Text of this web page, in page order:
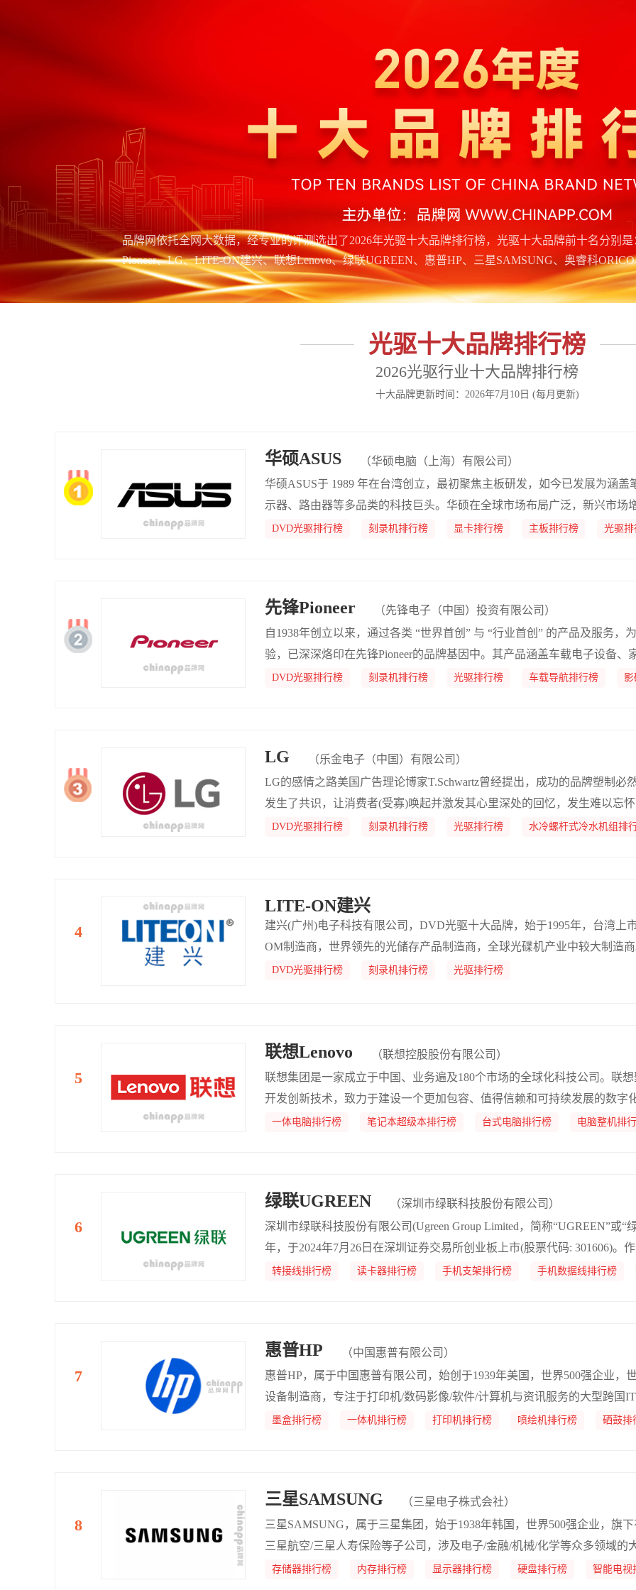
品牌网依托全网大数据，经专业的评测选出了2026年光驱十大品牌排行榜，光驱十大品牌前十名分别
Pioneer、LG、LITE-ON建兴、联想Lenovo、绿联UGREEN、惠普HP、三星SAMSUNG、奥睿科
光驱十大品牌排行榜
2026光驱行业十大品牌排行榜
十大品牌更新时间：2026年7月10日 (每月更新)
华硕ASUS
（华硕电脑（上海）有限公司）
华硕ASUS于 1989 年在台湾创立，最初聚焦主板研发，如今已发展为涵盖
示器、路由器等多品类的科技巨头。华硕在全球市场布局广泛，新兴市场
是其重点深耕区域，通过产品本土化与多元营销活动，不断扩大影响力。
DVD光驱排行榜 刻录机排行榜 显卡排行榜 主板排行榜 光驱排
先锋Pioneer
（先锋电子（中国）投资有限公司）
自1938年创立以来，通过各类 “世界首创” 与 “行业首创” 的产品及服务，
验，已深深烙印在先锋Pioneer的品牌基因中。其产品涵盖车载电子设备、
频设备等类别。
DVD光驱排行榜 刻录机排行榜 光驱排行榜 车载导航排行榜
LG
（乐金电子（中国）有限公司）
LG的感情之路美国广告理论博家T.Schwartz曾经提出，成功的品牌塑制必
发生了共识，让消费者(受寡)唤起并激发其心里深处的回忆，发生难以忘
染，同时也赋夺品牌特定内涵和意味意义并正在消费者心目外成立移情联
DVD光驱排行榜 刻录机排行榜 光驱排行榜 水冷螺杆式冷水机组排
LITE-ON建兴
建兴(广州)电子科技有限公司，DVD光驱十大品牌，始于1995年，台湾上
OM制造商，世界领先的光储存产品制造商，全球光碟机产业中较大制造
DVD光驱排行榜 刻录机排行榜 光驱排行榜
联想Lenovo
（联想控股股份有限公司）
联想集团是一家成立于中国、业务遍及180个市场的全球化科技公司。联
开发创新技术，致力于建设一个更加包容、值得信赖和可持续发展的数字
能化新时代的转型变革，为全球数以亿计的消费者打造更好的体验和机遇
一体电脑排行榜 笔记本超级本排行榜 台式电脑排行榜 电脑整机排
绿联UGREEN
（深圳市绿联科技股份有限公司）
深圳市绿联科技股份有限公司(Ugreen Group Limited，简称“UGREEN”或“
年，于2024年7月26日在深圳证券交易所创业板上市(股票代码: 301606)。
子产品研发、设计、生产、销售的国家级高新技术企业，专注于以科技赋
转接线排行榜 读卡器排行榜 手机支架排行榜 手机数据线排行榜
惠普HP
（中国惠普有限公司）
惠普HP，属于中国惠普有限公司，始创于1939年美国，世界500强企业，
设备制造商，专注于打印机/数码影像/软件/计算机与资讯服务的大型跨国
墨盒排行榜 一体机排行榜 打印机排行榜 喷绘机排行榜 硒鼓排
三星SAMSUNG
（三星电子株式会社）
三星SAMSUNG，属于三星集团，始于1938年韩国，世界500强企业，旗
三星航空/三星人寿保险等子公司，涉及电子/金融/机械/化学等众多领域的
存储器排行榜 内存排行榜 显示器排行榜 硬盘排行榜 智能电视